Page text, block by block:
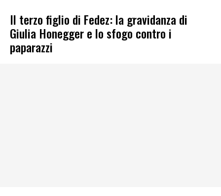
Il terzo figlio di Fedez: la gravidanza di
Giulia Honegger e lo sfogo contro i
paparazzi